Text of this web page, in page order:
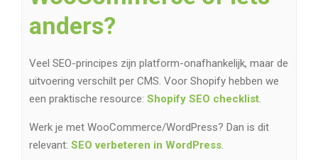
anders?
Veel SEO-principes zijn platform-onafhankelijk, maar de
uitvoering verschilt per CMS. Voor Shopify hebben we
een praktische resource: Shopify SEO checklist.
Werk je met WooCommerce/WordPress? Dan is dit
relevant: SEO verbeteren in WordPress.